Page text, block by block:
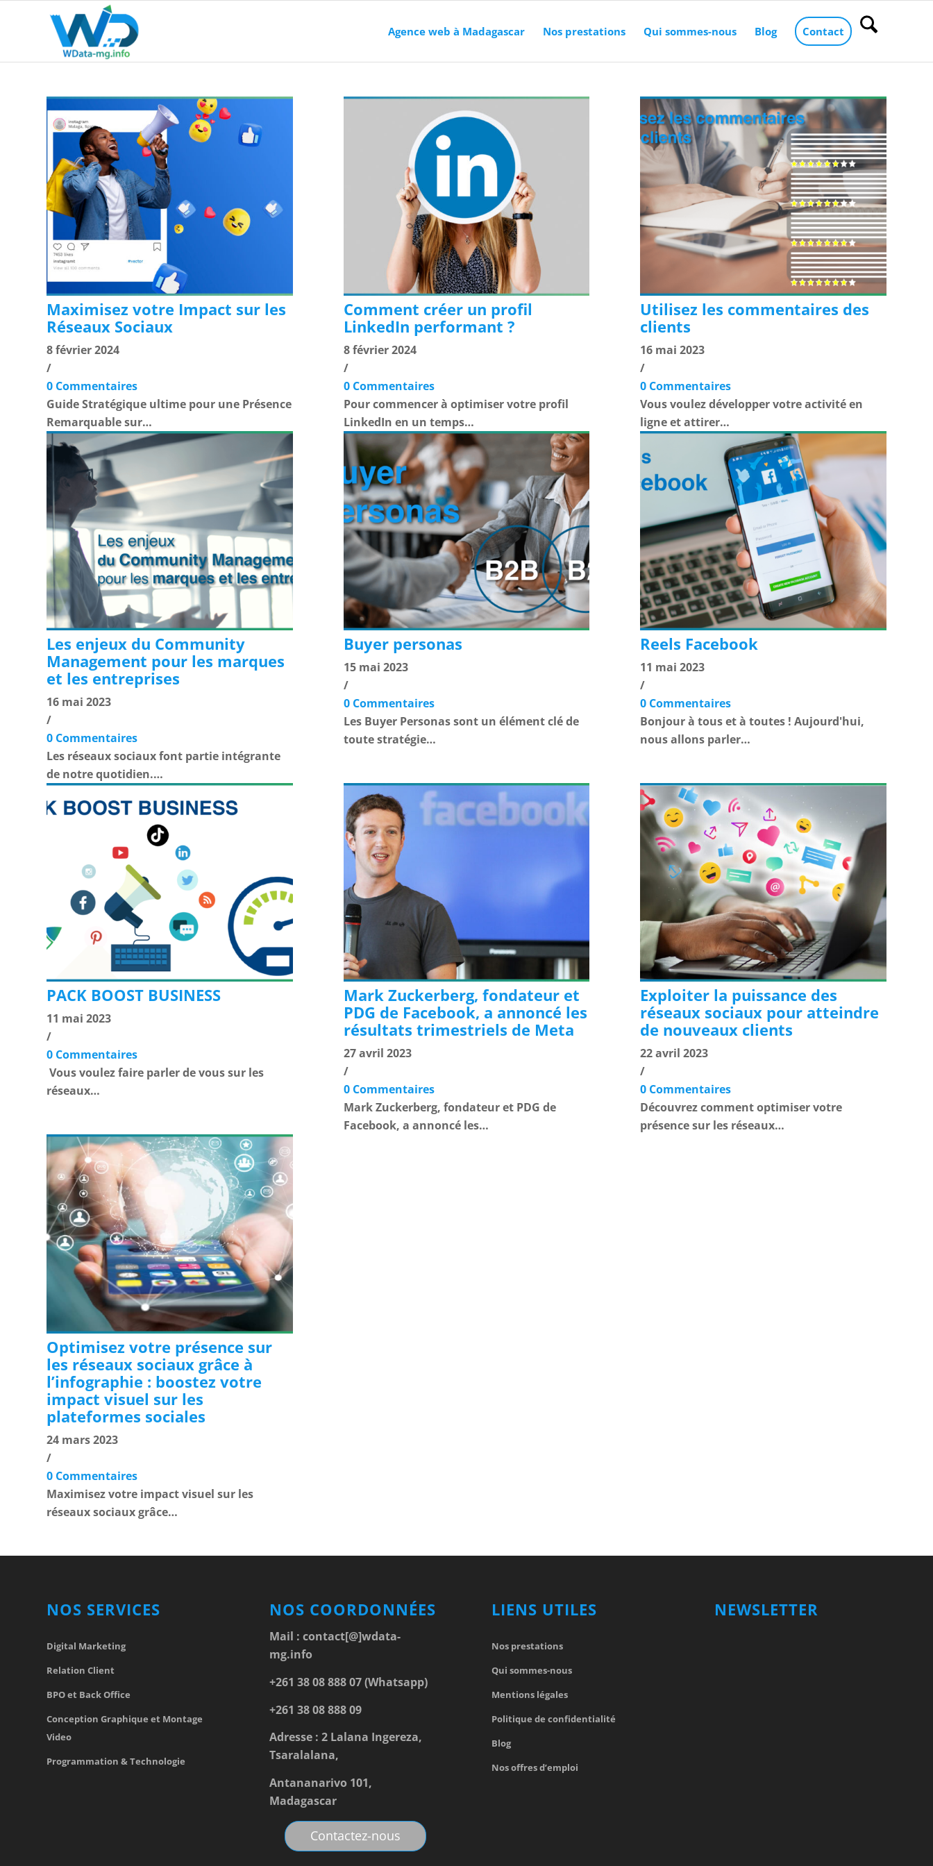
Agence web à Madagascar Nos prestations Qui sommes-nous Blog Contact
Maximisez votre Impact sur les
Réseaux Sociaux
8 février 2024
/
0 Commentaires
Guide Stratégique ultime pour une Présence
Remarquable sur…
Comment créer un profil
LinkedIn performant ?
8 février 2024
/
0 Commentaires
Pour commencer à optimiser votre profil
LinkedIn en un temps…
Utilisez les commentaires des
clients
16 mai 2023
/
0 Commentaires
Vous voulez développer votre activité en
ligne et attirer…
Les enjeux du Community
Management pour les marques
et les entreprises
16 mai 2023
/
0 Commentaires
Les réseaux sociaux font partie intégrante
de notre quotidien.…
Buyer personas
15 mai 2023
/
0 Commentaires
Les Buyer Personas sont un élément clé de
toute stratégie…
Reels Facebook
11 mai 2023
/
0 Commentaires
Bonjour à tous et à toutes ! Aujourd'hui,
nous allons parler…
PACK BOOST BUSINESS
11 mai 2023
/
0 Commentaires
Vous voulez faire parler de vous sur les
réseaux…
Mark Zuckerberg, fondateur et
PDG de Facebook, a annoncé les
résultats trimestriels de Meta
27 avril 2023
/
0 Commentaires
Mark Zuckerberg, fondateur et PDG de
Facebook, a annoncé les…
Exploiter la puissance des
réseaux sociaux pour atteindre
de nouveaux clients
22 avril 2023
/
0 Commentaires
Découvrez comment optimiser votre
présence sur les réseaux…
Optimisez votre présence sur
les réseaux sociaux grâce à
l’infographie : boostez votre
impact visuel sur les
plateformes sociales
24 mars 2023
/
0 Commentaires
Maximisez votre impact visuel sur les
réseaux sociaux grâce…
NOS SERVICES
Digital Marketing
Relation Client
BPO et Back Office
Conception Graphique et Montage
Video
Programmation & Technologie
NOS COORDONNÉES
Mail : contact[@]wdata-
mg.info
+261 38 08 888 07 (Whatsapp)
+261 38 08 888 09
Adresse : 2 Lalana Ingereza,
Tsaralalana,
Antananarivo 101,
Madagascar
Contactez-nous
LIENS UTILES
Nos prestations
Qui sommes-nous
Mentions légales
Politique de confidentialité
Blog
Nos offres d’emploi
NEWSLETTER